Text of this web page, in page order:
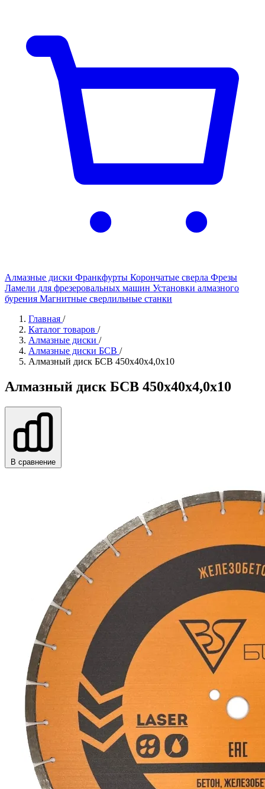
Алмазные диски Франкфурты Корончатые сверла Фрезы
Ламели для фрезеровальных машин Установки алмазного
бурения Магнитные сверлильные станки
Главная /
Каталог товаров /
Алмазные диски /
Алмазные диски БСВ /
Алмазный диск БСВ 450x40х4,0х10
Алмазный диск БСВ 450x40х4,0х10
В сравнение